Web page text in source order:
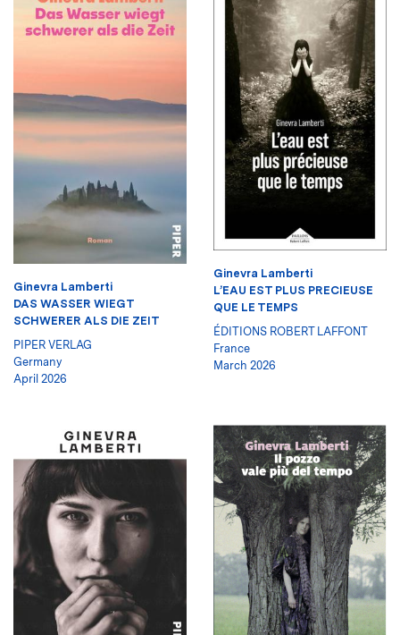
Ginevra Lamberti
DAS WASSER WIEGT
SCHWERER ALS DIE ZEIT
PIPER VERLAG
Germany
April 2026
Ginevra Lamberti
L’EAU EST PLUS PRECIEUSE
QUE LE TEMPS
ÉDITIONS ROBERT LAFFONT
France
March 2026